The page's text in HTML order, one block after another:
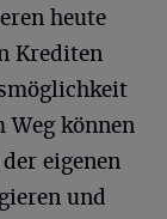
heute
Krediten
Weg können
eigenen
und